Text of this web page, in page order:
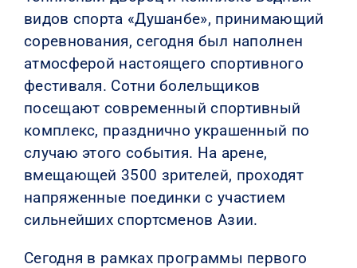
видов спорта «Душанбе», принимающий
соревнования, сегодня был наполнен
атмосферой настоящего спортивного
фестиваля. Сотни болельщиков
посещают современный спортивный
комплекс, празднично украшенный по
случаю этого события. На арене,
вмещающей 3500 зрителей, проходят
напряженные поединки с участием
сильнейших спортсменов Азии.
Сегодня в рамках программы первого